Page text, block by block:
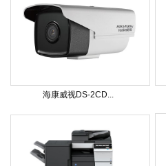
海康威视DS-2CD...